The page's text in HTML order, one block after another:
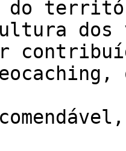
do
dos